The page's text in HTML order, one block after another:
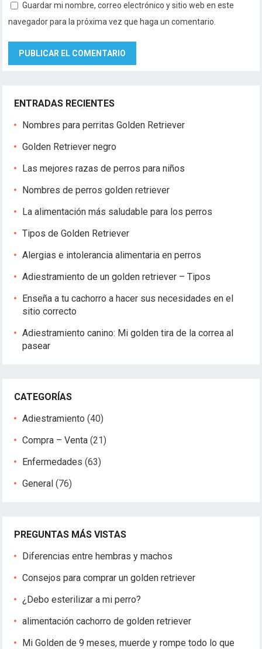
Guardar mi nombre, correo electrónico y sitio web en este
navegador para la próxima vez que haga un comentario.
ENTRADAS RECIENTES
Nombres para perritas Golden Retriever
Golden Retriever negro
Las mejores razas de perros para niños
Nombres de perros golden retriever
La alimentación más saludable para los perros
Tipos de Golden Retriever
Alergias e intolerancia alimentaria en perros
Adiestramiento de un golden retriever – Tipos
Enseña a tu cachorro a hacer sus necesidades en el
sitio correcto
Adiestramiento canino: Mi golden tira de la correa al
pasear
CATEGORÍAS
Adiestramiento (40)
Compra – Venta (21)
Enfermedades (63)
General (76)
PREGUNTAS MÁS VISTAS
Diferencias entre hembras y machos
Consejos para comprar un golden retriever
¿Debo esterilizar a mi perro?
alimentación cachorro de golden retriever
Mi Golden de 9 meses, muerde y rompe todo lo que